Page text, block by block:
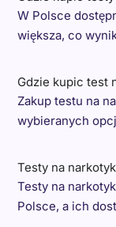
W Polsce
większa, co
Gdzie kupic test
Zakup testu na
wybieranych
Testy na
Testy na
Polsce, a ich